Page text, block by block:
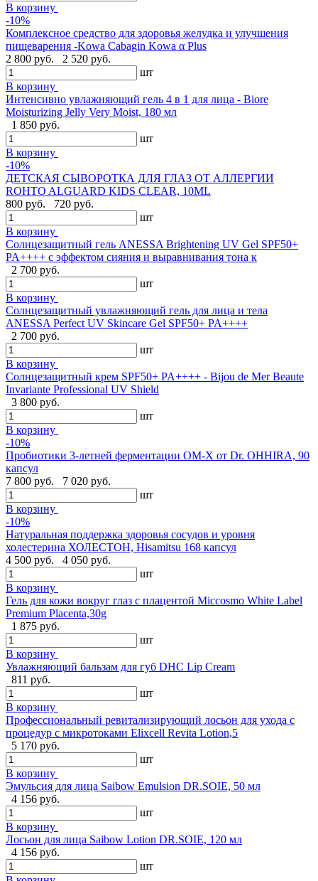
В корзину
-10%
Комплексное средство для здоровья желудка и улучшения
пищеварения -Kowa Cabagin Kowa α Plus
2 800 руб.
2 520 руб.
шт
В корзину
Интенсивно увлажняющий гель 4 в 1 для лица - Biore
Moisturizing Jelly Very Moist, 180 мл
1 850 руб.
шт
В корзину
-10%
ДЕТСКАЯ СЫВОРОТКА ДЛЯ ГЛАЗ ОТ АЛЛЕРГИИ
ROHTO ALGUARD KIDS CLEAR, 10ML
800 руб.
720 руб.
шт
В корзину
Солнцезащитный гель ANESSA Brightening UV Gel SPF50+
PA++++ с эффектом сияния и выравнивания тона к
2 700 руб.
шт
В корзину
Солнцезащитный увлажняющий гель для лица и тела
ANESSA Perfect UV Skincare Gel SPF50+ PA++++
2 700 руб.
шт
В корзину
Cолнцезащитный крем SPF50+ PA++++ - Bijou de Mer Beaute
Invariante Professional UV Shield
3 800 руб.
шт
В корзину
-10%
Пробиотики 3-летней ферментации OM-X от Dr. OHHIRA, 90
капсул
7 800 руб.
7 020 руб.
шт
В корзину
-10%
Натуральная поддержка здоровья сосудов и уровня
холестерина ХОЛЕСТОН, Hisamitsu 168 капсул
4 500 руб.
4 050 руб.
шт
В корзину
Гель для кожи вокруг глаз с плацентой Miccosmo White Label
Premium Placenta,30g
1 875 руб.
шт
В корзину
Увлажняющий бальзам для губ DHC Lip Cream
811 руб.
шт
В корзину
Профессиональный ревитализирующий лосьон для ухода с
процедур с микротоками Elixcell Revita Lotion,5
5 170 руб.
шт
В корзину
Эмульсия для лица Saibow Emulsion DR.SOIE, 50 мл
4 156 руб.
шт
В корзину
Лосьон для лица Saibow Lotion DR.SOIE, 120 мл
4 156 руб.
шт